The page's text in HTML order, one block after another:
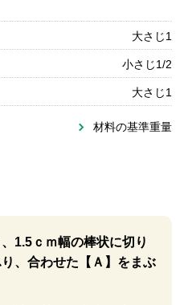
大さじ1
小さじ1/2
大さじ1
材料の基準重量
1.5ｃｍ幅の棒状に切り
、合わせた【Ａ】をまぶ